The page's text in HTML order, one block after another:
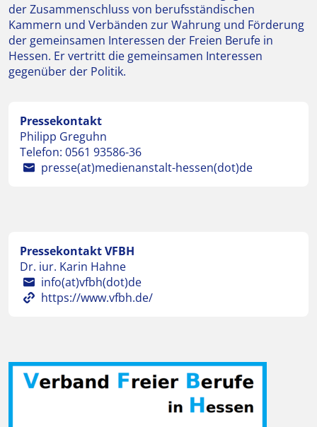
der Zusammenschluss von berufsständischen
Kammern und Verbänden zur Wahrung und Förderung
der gemeinsamen Interessen der Freien Berufe in
Hessen. Er vertritt die gemeinsamen Interessen
gegenüber der Politik.
Pressekontakt
Philipp Greguhn
Telefon: 0561 93586-36
presse(at)medienanstalt-hessen(dot)de
Pressekontakt VFBH
Dr. iur. Karin Hahne
info(at)vfbh(dot)de
https://www.vfbh.de/